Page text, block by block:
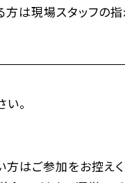
は現場スタッフの指
。
はご参加をお控えく